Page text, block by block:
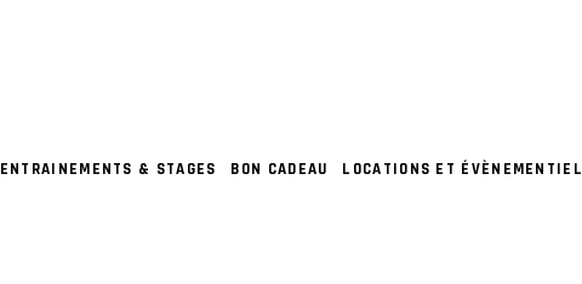
ENTRAINEMENTS & STAGES BON CADEAU LOCATIONS ET ÉVÈNEMENTIEL